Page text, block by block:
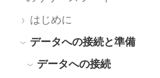
はじめに
データへの接続と準備
データへの接続